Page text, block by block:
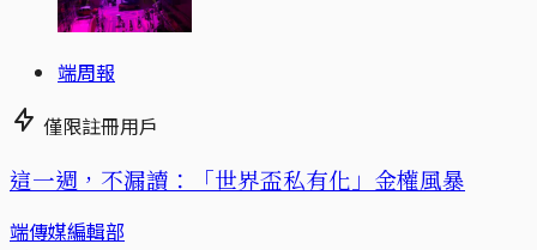
端周報
僅限註冊用戶
這一週，不漏讀：「世界盃私有化」金權風暴
端傳媒編輯部